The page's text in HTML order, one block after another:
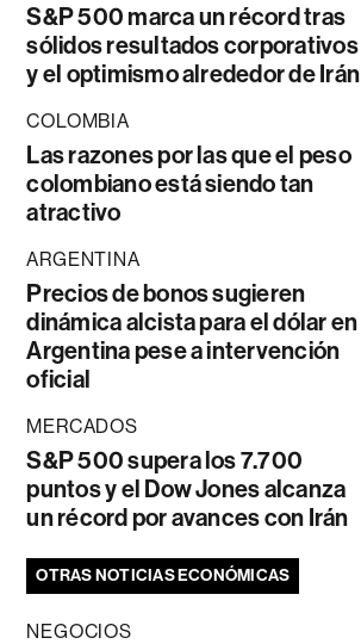
S&P 500 marca un récord tras
sólidos resultados corporativos
y el optimismo alrededor de Irán
COLOMBIA
Las razones por las que el peso
colombiano está siendo tan
atractivo
ARGENTINA
Precios de bonos sugieren
dinámica alcista para el dólar en
Argentina pese a intervención
oficial
MERCADOS
S&P 500 supera los 7.700
puntos y el Dow Jones alcanza
un récord por avances con Irán
OTRAS NOTICIAS ECONÓMICAS
NEGOCIOS